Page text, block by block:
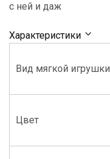
с ней и даж
Характеристики
Вид мягкой игрушки
Цвет